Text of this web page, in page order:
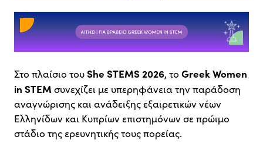
Στο πλαίσιο τουShe STEMS 2026, το Greek Women
in STEM συνεχίζει με υπερηφάνεια την παράδοση
αναγνώρισης και ανάδειξης εξαιρετικών νέων
Ελληνίδων και Κυπρίων επιστημόνων σε πρώιμο
στάδιο της ερευνητικής τους πορείας.